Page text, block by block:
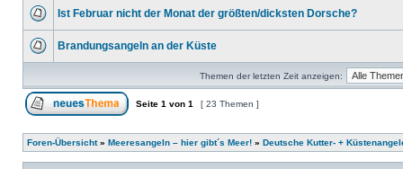
Ist Februar nicht der Monat der größten/dicksten Dorsche?
Brandungsangeln an der Küste
Themen der letzten Zeit anzeigen:
Seite 1 von 1 [ 23 Themen ]
Foren-Übersicht» Meeresangeln – hier gibt´s Meer! » Deutsche Kutter- +